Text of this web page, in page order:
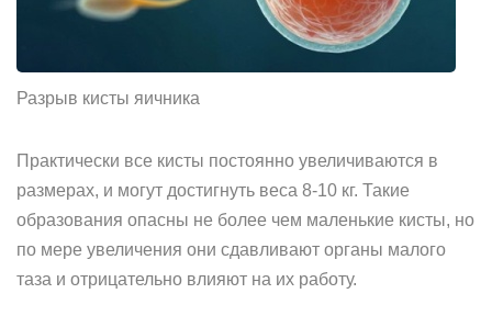
Разрыв кисты яичника
Практически все кисты постоянно увеличиваются в
размерах, и могут достигнуть веса 8-10 кг. Такие
образования опасны не более чем маленькие кисты, но
по мере увеличения они сдавливают органы малого
таза и отрицательно влияют на их работу.